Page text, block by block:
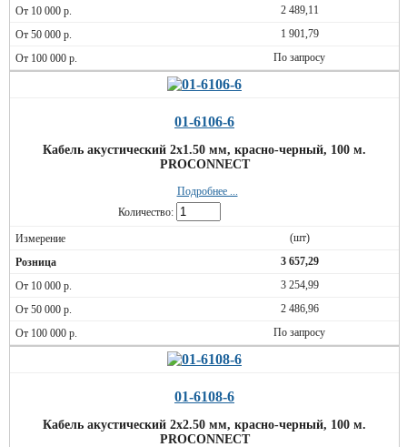
2 489,11
1 901,79
По запросу
01-6106-6
Кабель акустический 2х1.50 мм, красно-черный, 100 м.
PROCONNECT
Подробнее ...
Количество:
(шт)
3 657,29
3 254,99
2 486,96
По запросу
01-6108-6
Кабель акустический 2х2.50 мм, красно-черный, 100 м.
PROCONNECT